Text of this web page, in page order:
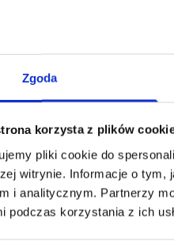
Zgoda
korzysta z plików
pliki cookie do
witrynie. Informacje o tym,
i analitycznym. Partnerzy
podczas korzystania z ich
tarasu